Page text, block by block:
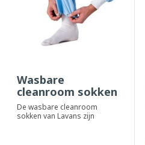
Wasbare
cleanroom sokken
De wasbare cleanroom
sokken van Lavans zijn